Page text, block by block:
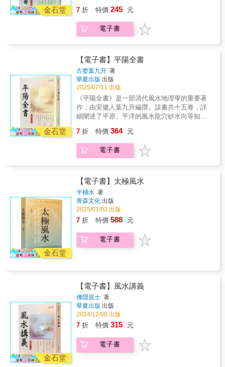
能邂逅高收入的對象，可以考慮藉助這類植物
來提升財運。‧葉片垂直向下生長的觀葉植物
（如常春藤等）具有放鬆心情的效果，特別適
健康。
金石堂
氣脈窩藏穴暈為的；水要逆朝橫收平淨為佳；
向要淨陰淨陽依水所立。」此書理透法巧、言
簡意賅，係中國古代堪輿著作中里程碑似的經
7 折 特價 245 元
電子書
金石堂
【電子書】平陽全書
古婺葉九升 著
華夏出版 出版
2025/07/11 出版
《平陽全書》是一部清代風水地理學的重要著
作，由安徽人葉九升編撰。該書共十五卷，詳
細闡述了平原、平洋的風水龍穴砂水向等知
素，以天辰九星飛布的方式，全面解析平陽、
平洋的風水特點。這本書對風水學說有重要貢
獻，影響深遠，被收入《四庫全書》。
7 折 特價 364 元
電子書
金石堂
【電子書】太極風水
半桶水 著
青森文化 出版
2025/01/03 出版
7 折 特價 588 元
電子書
金石堂
【電子書】風水講義
佛隱居士 著
華夏出版 出版
2024/12/06 出版
7 折 特價 315 元
電子書